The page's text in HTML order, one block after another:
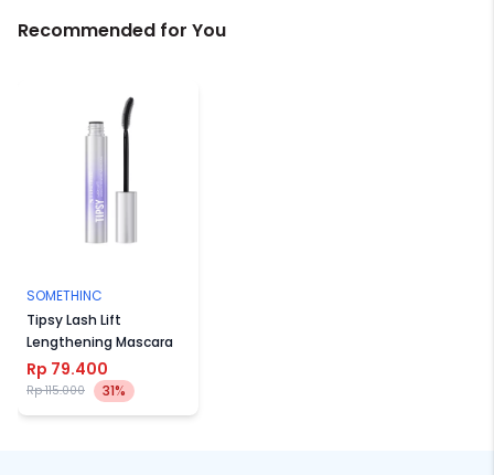
Recommended for You
SOMETHINC
Tipsy Lash Lift
Lengthening Mascara
Rp 79.400
Rp 115.000 31%